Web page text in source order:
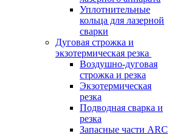
Уплотнительные
кольца для лазерной
сварки
Дуговая строжка и
экзотермическая резка
Воздушно-дуговая
строжка и резка
Экзотермическая
резка
Подводная сварка и
резка
Запасные части ARC